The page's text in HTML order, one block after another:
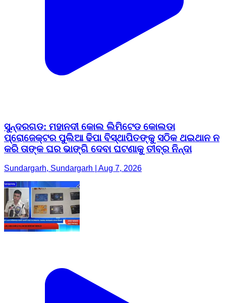
ସୁନ୍ଦରଗଡ: ମହାନଦୀ କୋଲ ଲିମିଟେଡ କୋଲଡା
ପ୍ରୋଜେକ୍ଟର ପୁଲିଆ ଢିପା ବିସ୍ଥାପିତଙ୍କୁ ସଠିକ ଥଇଥାନ ନ
କରି ତାଙ୍କ ଘର ଭାଙ୍ଗି ଦେବା ଘଟଣାକୁ ତୀବ୍ର ନିନ୍ଦା
Sundargarh, Sundargarh | Aug 7, 2026